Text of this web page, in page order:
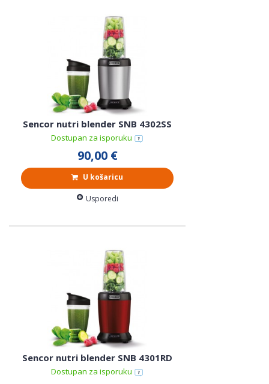
Sencor nutri blender SNB 4302SS
Dostupan za isporuku
90,00 €
U košaricu
Usporedi
Sencor nutri blender SNB 4301RD
Dostupan za isporuku